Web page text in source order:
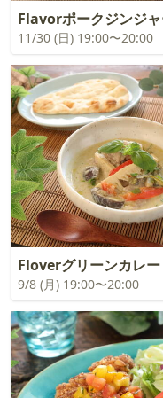
Flavorポークジンジ
11/30 (日) 19:00〜20:00
Floverグリーンカレー
9/8 (月) 19:00〜20:00